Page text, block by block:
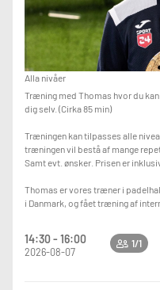
Alla nivåer
Træning med Thomas hvor du
dig selv. (Cirka 85 min)
Træningen kan tilpasses alle
træningen vil bestå af mange
Samt evt. ønsker. Prisen er
Thomas er vores træner i
i Danmark, og fået træning af
14:30 - 16:00
2026-08-07
1/1